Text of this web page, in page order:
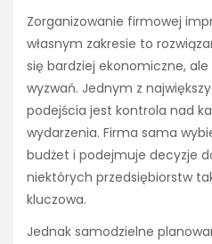
Zorganizowanie firmowej
własnym zakresie to
się bardziej ekonomiczne,
wyzwań. Jednym z
podejścia jest kontrola nad
wydarzenia. Firma sama
budżet i podejmuje decyzje
niektórych przedsiębiorstw
kluczowa.
Jednak samodzielne